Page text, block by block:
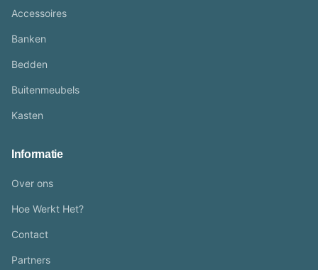
Accessoires
Banken
Bedden
Buitenmeubels
Kasten
Informatie
Over ons
Hoe Werkt Het?
Contact
Partners